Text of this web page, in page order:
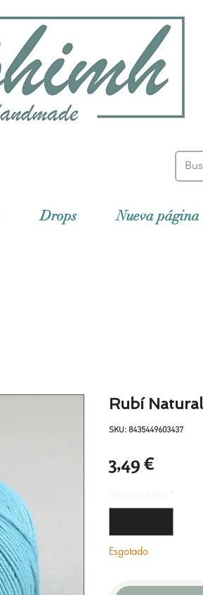
Drops Nueva página
Rubí
SKU: 8435449603437
3,49 €
Esgotado